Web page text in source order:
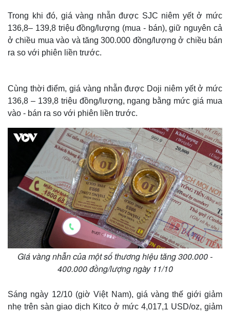
Trong khi đó, giá vàng nhẫn được SJC niêm yết ở mức
136,8– 139,8 triệu đồng/lượng (mua - bán), giữ nguyên cả
ở chiều mua vào và tăng 300.000 đồng/lượng ở chiều bán
ra so với phiên liền trước.
Cùng thời điểm, giá vàng nhẫn được Doji niêm yết ở mức
136,8 – 139,8 triệu đồng/lượng, ngang bằng mức giá mua
vào - bán ra so với phiên liền trước.
Giá vàng nhẫn của một số thương hiệu tăng 300.000 -
400.000 đồng/lượng ngày 11/10
Sáng ngày 12/10 (giờ Việt Nam), giá vàng thế giới giảm
nhẹ trên sàn giao dịch Kitco ở mức 4,017,1 USD/oz, giảm